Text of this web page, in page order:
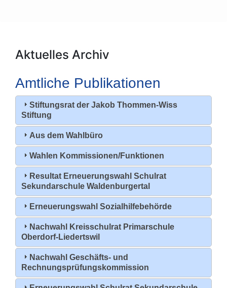
Aktuelles Archiv
Amtliche Publikationen
Stiftungsrat der Jakob Thommen-Wiss
Stiftung
Aus dem Wahlbüro
Wahlen Kommissionen/Funktionen
Resultat Erneuerungswahl Schulrat
Sekundarschule Waldenburgertal
Erneuerungswahl Sozialhilfebehörde
Nachwahl Kreisschulrat Primarschule
Oberdorf-Liedertswil
Nachwahl Geschäfts- und
Rechnungsprüfungskommission